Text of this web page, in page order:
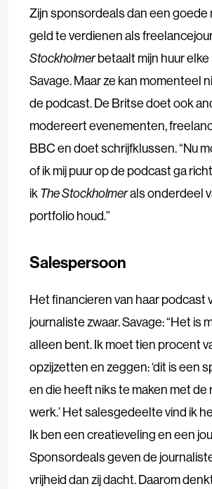
Zijn sponsordeals dan een goede
geld te verdienen als
Stockholmerbetaalt mijn huur elke
Savage. Maar ze kan momenteel
de podcast. De Britse doet ook
modereert evenementen,
BBC en doet schrijfklussen. “Nu
of ik mij puur op de podcast ga
ikThe Stockholmerals onderdeel
portfolio houd.”
Salespersoon
Het financieren van haar podcast
journaliste zwaar. Savage: “Het is
alleen bent. Ik moet tien procent
opzijzetten en zeggen: ‘dit is een
en die heeft niks te maken met de
werk.’ Het salesgedeelte vind ik
Ik ben een creatieveling en een
Sponsordeals geven de
vrijheid dan zij dacht. Daarom